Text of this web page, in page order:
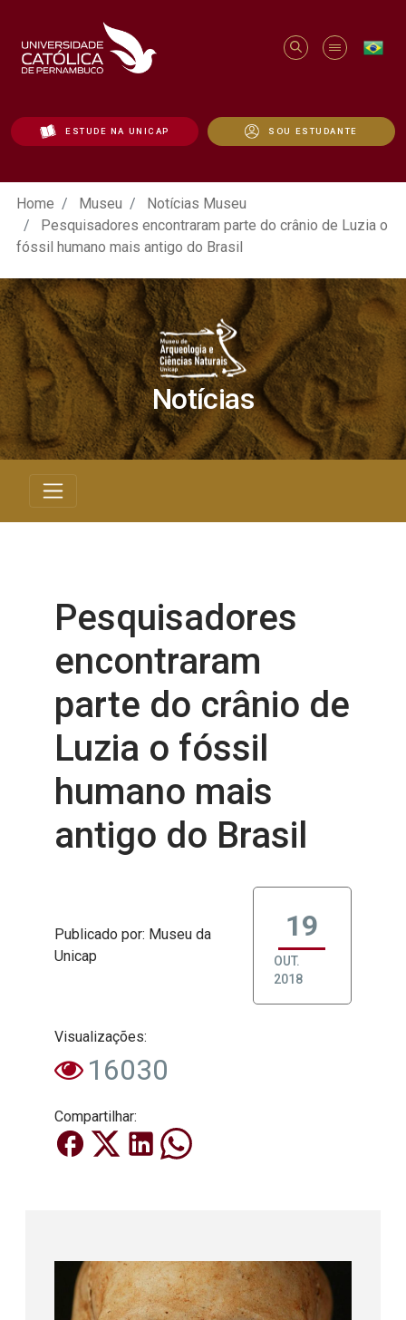
ESTUDE NA UNICAP SOU ESTUDANTE
Pesquisadores encontraram parte do
Home Museu
Notícias Museu
Pesquisadores encontraram parte do crânio de Luzia o
fóssil humano mais antigo do Brasil
Notícias
Pesquisadores
encontraram
parte do crânio de
Luzia o fóssil
humano mais
antigo do Brasil
Publicado por: Museu da
Unicap
19
OUT.
2018
Visualizações:
16030
Compartilhar: